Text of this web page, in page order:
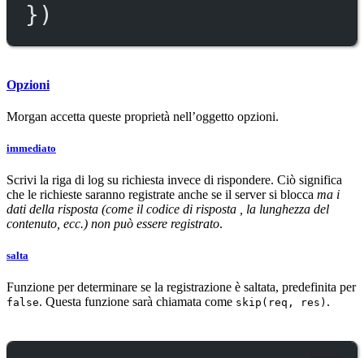
})
Opzioni
Morgan accetta queste proprietà nell’oggetto opzioni.
immediato
Scrivi la riga di log su richiesta invece di rispondere. Ciò significa
che le richieste saranno registrate anche se il server si blocca ma i
dati della risposta (come il codice di risposta , la lunghezza del
contenuto, ecc.) non può essere registrato.
salta
Funzione per determinare se la registrazione è saltata, predefinita per
false. Questa funzione sarà chiamata come skip(req, res) .